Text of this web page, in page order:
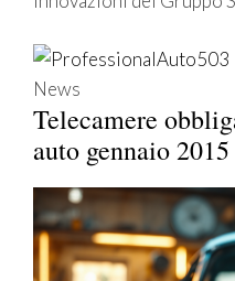
News
Telecamere
auto gennaio 2015